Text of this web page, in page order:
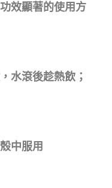
效顯著的使用方
水滾後趁熱飲；
中服用